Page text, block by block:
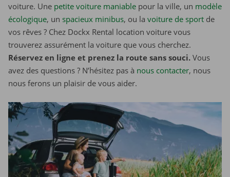
voiture. Une petite voiture maniable pour la ville, un modèle
écologique, un spacieux minibus, ou la voiture de sport de
vos rêves ? Chez Dockx Rental location voiture vous
trouverez assurément la voiture que vous cherchez.
Réservez en ligne et prenez la route sans souci. Vous
avez des questions ? N’hésitez pas à nous contacter, nous
nous ferons un plaisir de vous aider.